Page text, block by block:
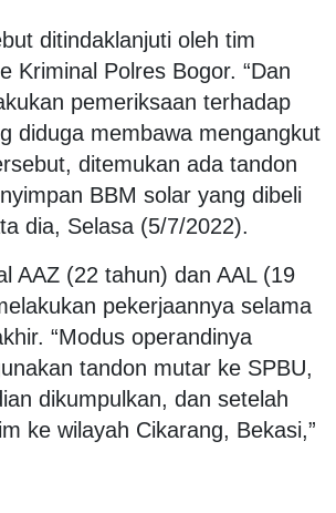
ditindaklanjuti oleh tim
Kriminal Polres Bogor. “Dan
pemeriksaan terhadap
diduga membawa mengangkut
ditemukan ada tandon
BBM solar yang dibeli
dia, Selasa (5/7/2022).
AAZ (22 tahun) dan AAL (19
pekerjaannya selama
“Modus operandinya
tandon mutar ke SPBU,
dikumpulkan, dan setelah
ke wilayah Cikarang, Bekasi,”